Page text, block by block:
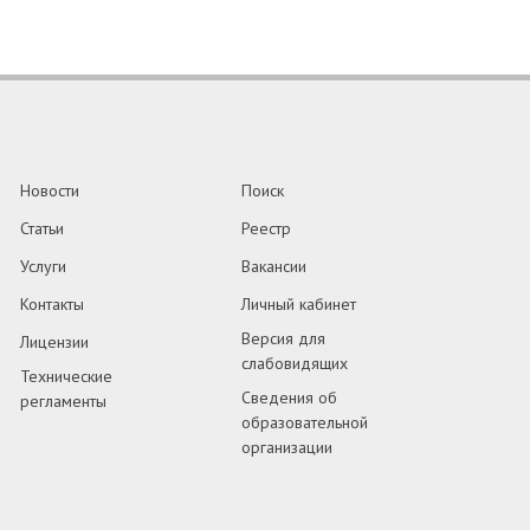
Новости
Статьи
Услуги
Контакты
Лицензии
Технические
регламенты
Поиск
Реестр
Вакансии
Личный кабинет
Версия для
слабовидящих
Сведения об
образовательной
организации